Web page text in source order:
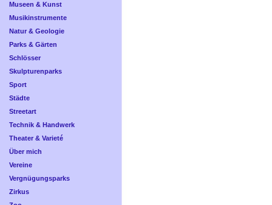
Museen & Kunst
Musikinstrumente
Natur & Geologie
Parks & Gärten
Schlösser
Skulpturenparks
Sport
Städte
Streetart
Technik & Handwerk
Theater & Varieté
Über mich
Vereine
Vergnügungsparks
Zirkus